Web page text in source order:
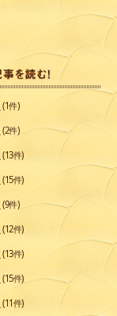
(1件)
(2件)
(13件)
(15件)
(9件)
(12件)
(13件)
(15件)
(11件)